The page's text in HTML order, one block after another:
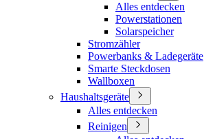
Alles entdecken
Powerstationen
Solarspeicher
Stromzähler
Powerbanks & Ladegeräte
Smarte Steckdosen
Wallboxen
Haushaltsgeräte
Alles entdecken
Reinigen